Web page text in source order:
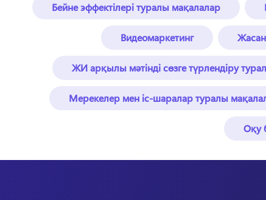
Бейне эффектілері туралы мақалалар
Видеомаркетинг
ЖИ арқылы мәтінді сөзге түрлендіру
Мерекелер мен іс-шаралар туралы
Оқу